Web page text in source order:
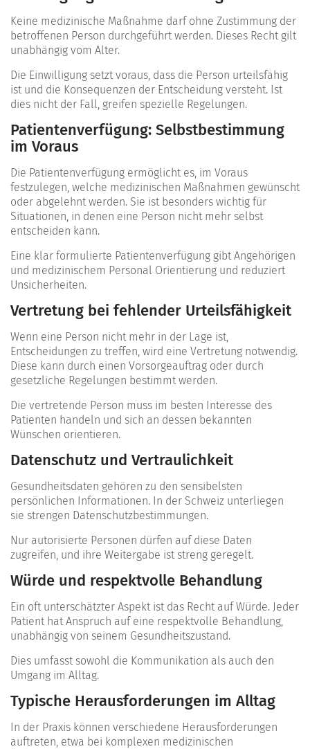
Keine medizinische Maßnahme darf ohne Zustimmung der
betroffenen Person durchgeführt werden. Dieses Recht gilt
unabhängig vom Alter.
Die Einwilligung setzt voraus, dass die Person urteilsfähig
ist und die Konsequenzen der Entscheidung versteht. Ist
dies nicht der Fall, greifen spezielle Regelungen.
Patientenverfügung: Selbstbestimmung
im Voraus
Die Patientenverfügung ermöglicht es, im Voraus
festzulegen, welche medizinischen Maßnahmen gewünscht
oder abgelehnt werden. Sie ist besonders wichtig für
Situationen, in denen eine Person nicht mehr selbst
entscheiden kann.
Eine klar formulierte Patientenverfügung gibt Angehörigen
und medizinischem Personal Orientierung und reduziert
Unsicherheiten.
Vertretung bei fehlender Urteilsfähigkeit
Wenn eine Person nicht mehr in der Lage ist,
Entscheidungen zu treffen, wird eine Vertretung notwendig.
Diese kann durch einen Vorsorgeauftrag oder durch
gesetzliche Regelungen bestimmt werden.
Die vertretende Person muss im besten Interesse des
Patienten handeln und sich an dessen bekannten
Wünschen orientieren.
Datenschutz und Vertraulichkeit
Gesundheitsdaten gehören zu den sensibelsten
persönlichen Informationen. In der Schweiz unterliegen
sie strengen Datenschutzbestimmungen.
Nur autorisierte Personen dürfen auf diese Daten
zugreifen, und ihre Weitergabe ist streng geregelt.
Würde und respektvolle Behandlung
Ein oft unterschätzter Aspekt ist das Recht auf Würde. Jeder
Patient hat Anspruch auf eine respektvolle Behandlung,
unabhängig von seinem Gesundheitszustand.
Dies umfasst sowohl die Kommunikation als auch den
Umgang im Alltag.
Typische Herausforderungen im Alltag
In der Praxis können verschiedene Herausforderungen
auftreten, etwa bei komplexen medizinischen